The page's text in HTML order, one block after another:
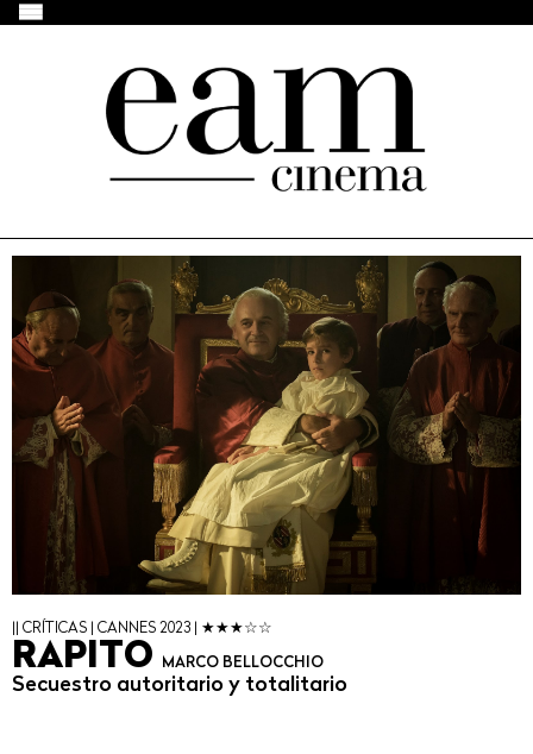
|| CRÍTICAS | CANNES 2023 | ★★★☆☆
RAPITO MARCO BELLOCCHIO
Secuestro autoritario y totalitario